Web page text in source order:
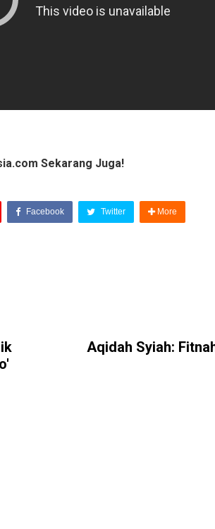
Sekarang Juga!
Facebook Twitter More
Aqidah Syiah: